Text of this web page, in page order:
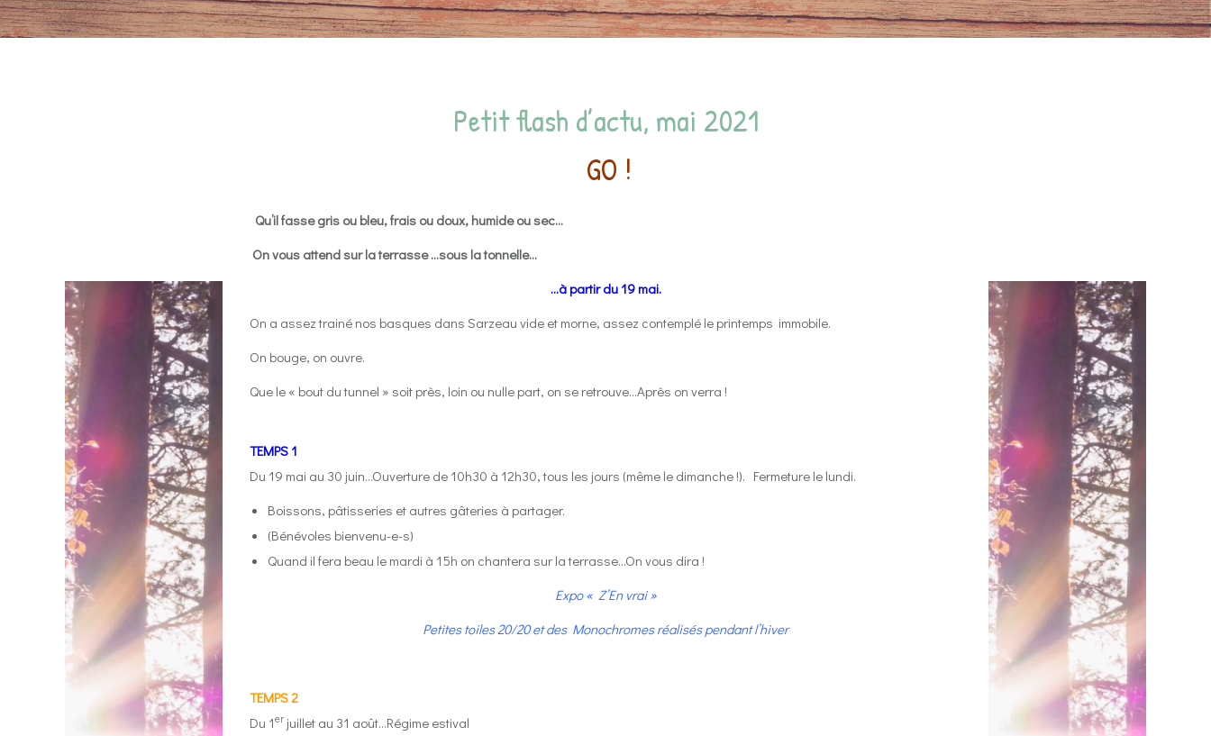
Petit flash d’actu, mai 2021
GO !
Qu’il fasse gris ou bleu, frais ou doux, humide ou sec…
On vous attend sur la terrasse …sous la tonnelle…
…à partir du 19 mai.
On a assez trainé nos basques dans Sarzeau vide et morne, assez contemplé le printemps immobile.
On bouge, on ouvre.
Que le « bout du tunnel » soit près, loin ou nulle part, on se retrouve…Après on verra !
TEMPS 1
Du 19 mai au 30 juin…Ouverture de 10h30 à 12h30, tous les jours (même le dimanche !). Fermeture le lundi.
Boissons, pâtisseries et autres gâteries à partager.
(Bénévoles bienvenu-e-s)
Quand il fera beau le mardi à 15h on chantera sur la terrasse…On vous dira !
Expo « Z’En vrai »
Petites toiles 20/20 et des Monochromes réalisés pendant l’hiver
TEMPS 2
Du 1erjuillet au 31 août…Régime estival